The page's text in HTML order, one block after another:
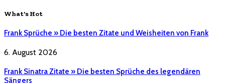
What's Hot
Frank Sprüche » Die besten Zitate und Weisheiten von Frank
6. August 2026
Frank Sinatra Zitate » Die besten Sprüche des legendären
Sängers